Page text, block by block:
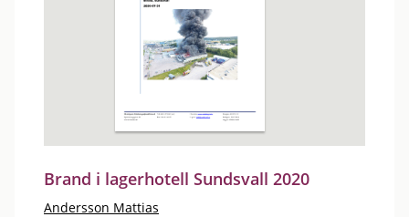
Brand i lagerhotell Sundsvall 2020
Andersson Mattias